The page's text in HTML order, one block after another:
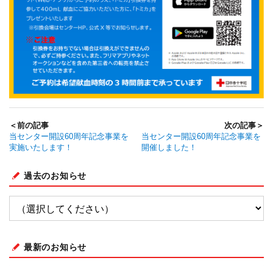
＜前の記事
当センター開設60周年記念事業を
実施いたします！
次の記事＞
当センター開設60周年記念事業を
開催しました！
過去のお知らせ
最新のお知らせ